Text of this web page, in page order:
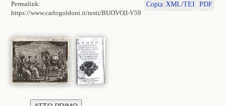
Permalink:
https://www.carlogoldoni.it/testi/BUOVO|I-V59
Copia XML/TEI PDF